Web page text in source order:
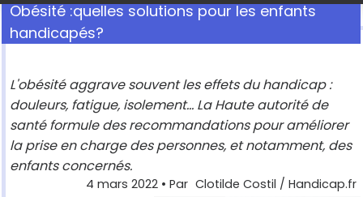
Obésité :quelles solutions pour les enfants
handicapés?
L'obésité aggrave souvent les effets du handicap :
douleurs, fatigue, isolement... La Haute autorité de
santé formule des recommandations pour améliorer
la prise en charge des personnes, et notamment, des
enfants concernés.
4 mars 2022 • Par Clotilde Costil / Handicap.fr